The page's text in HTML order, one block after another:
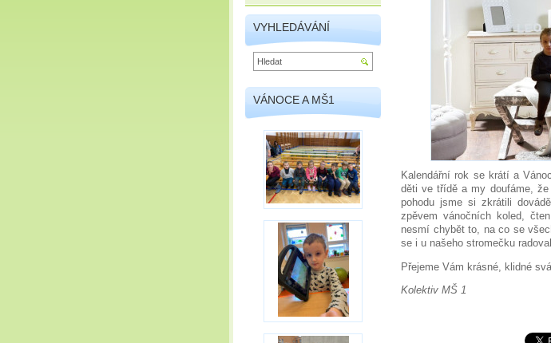
Kalendářní rok se krátí a
děti ve třídě a my doufáme,
pohodu jsme si zkrátili
zpěvem vánočních koled,
nesmí chybět to, na co se
se i u našeho stromečku
Přejeme Vám krásné, klidné
Kolektiv MŠ 1
VYHLEDÁVÁNÍ
VÁNOCE A MŠ1